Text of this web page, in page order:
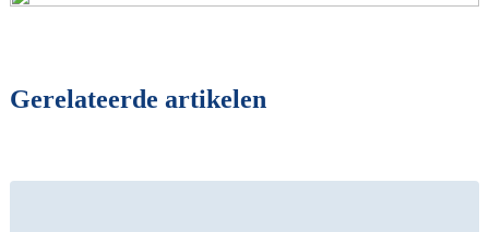
Gerelateerde artikelen